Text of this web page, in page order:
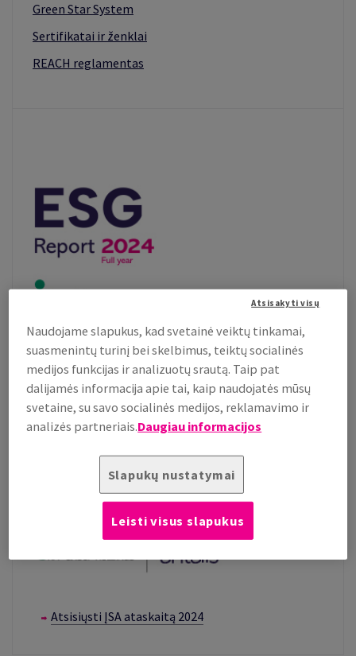
Green Star System
Sertifikatai ir ženklai
REACH reglamentas
Atsisiųsti ĮSA ataskaitą 2024
Naudojame slapukus, kad svetainė veiktų tinkamai,
suasmenintų turinį bei skelbimus, teiktų socialinės
medijos funkcijas ir analizuotų srautą. Taip pat
dalijamės informacija apie tai, kaip naudojatės mūsų
svetaine, su savo socialinės medijos, reklamavimo ir
analizės partneriais.Daugiau informacijos
Slapukų nustatymai
Atsisakyti visų
Leisti visus slapukus